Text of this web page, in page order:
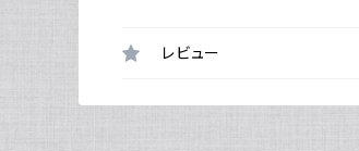
レビュー